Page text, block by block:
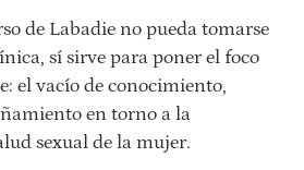
de Labadie no pueda tomarse
sí sirve para poner el foco
el vacío de conocimiento,
en torno a la
sexual de la mujer.